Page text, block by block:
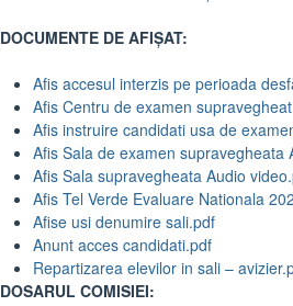
DOCUMENTE DE AFIȘAT:
Afis accesul interzis pe perioada
Afis Centru de examen
Afis instruire candidati usa de
Afis Sala de examen supravegheata
Afis Sala supravegheata Audio
Afis Tel Verde Evaluare Nationala
Afise usi denumire sali.pdf
Anunt acces candidati.pdf
Repartizarea elevilor in sali –
DOSARUL COMISIEI: